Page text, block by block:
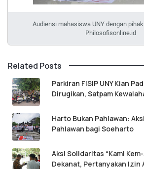
Audiensi mahasiswa UNY dengan
Philosofisonline.id
Related Posts
Parkiran FISIP UNY Kian
Dirugikan, Satpam
Harto Bukan Pahlawan:
Pahlawan bagi Soeharto
Aksi Solidaritas “Kami
Dekanat, Pertanyakan Izin